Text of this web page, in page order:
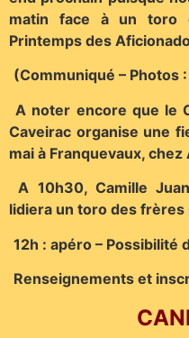
matin face à un toro
Printemps des
(Communiqué – Photos
A noter encore que le
Caveirac organise une
mai à Franquevaux, chez
A 10h30, Camille
lidiera un toro des frères
12h : apéro – Possibilité
Renseignements et